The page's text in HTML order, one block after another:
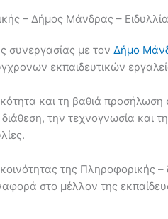
– Δήμος Μάνδρας –
συνεργασίας με τον Δήμο
εκπαιδευτικών
και τη βαθιά προσήλωση
την τεχνογνωσία και
της Πληροφορικής –
στο μέλλον της